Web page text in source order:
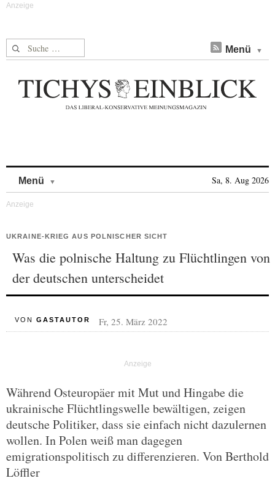
Suche nach: Menü
Menü Sa, 8. Aug 2026
UKRAINE-KRIEG AUS POLNISCHER SICHT
Was die polnische Haltung zu Flüchtlingen von
der deutschen unterscheidet
VON GASTAUTOR Fr, 25. März 2022
Während Osteuropäer mit Mut und Hingabe die
ukrainische Flüchtlingswelle bewältigen, zeigen
deutsche Politiker, dass sie einfach nicht dazulernen
wollen. In Polen weiß man dagegen
emigrationspolitisch zu differenzieren. Von Berthold
Löffler